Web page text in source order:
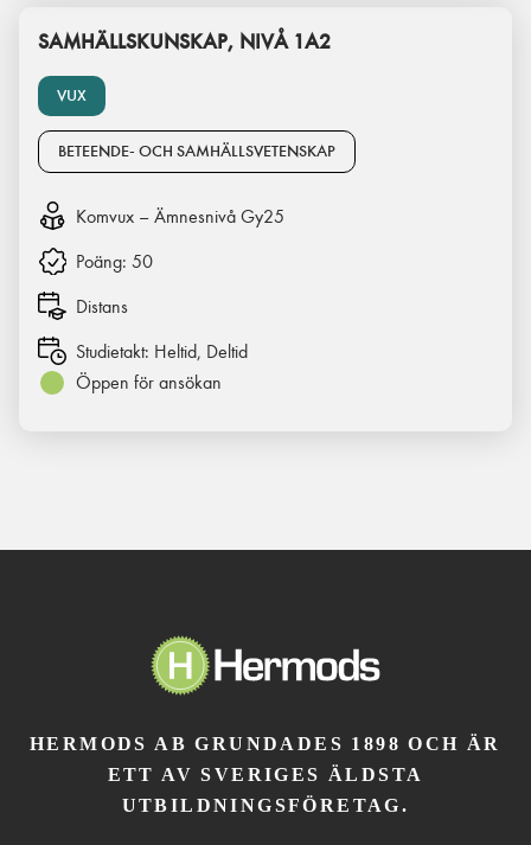
VUX
SAMHÄLLSKUNSKAP, NIVÅ 1A2
BETEENDE- OCH SAMHÄLLSVETENSKAP
Komvux – Ämnesnivå Gy25
Poäng: 50
Distans
Studietakt: Heltid, Deltid
Öppen för ansökan
HERMODS AB GRUNDADES 1898 OCH ÄR
ETT AV SVERIGES ÄLDSTA
UTBILDNINGSFÖRETAG.